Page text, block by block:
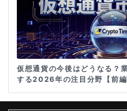
仮想通貨の今後はどうなる？
する2026年の注目分野【前編